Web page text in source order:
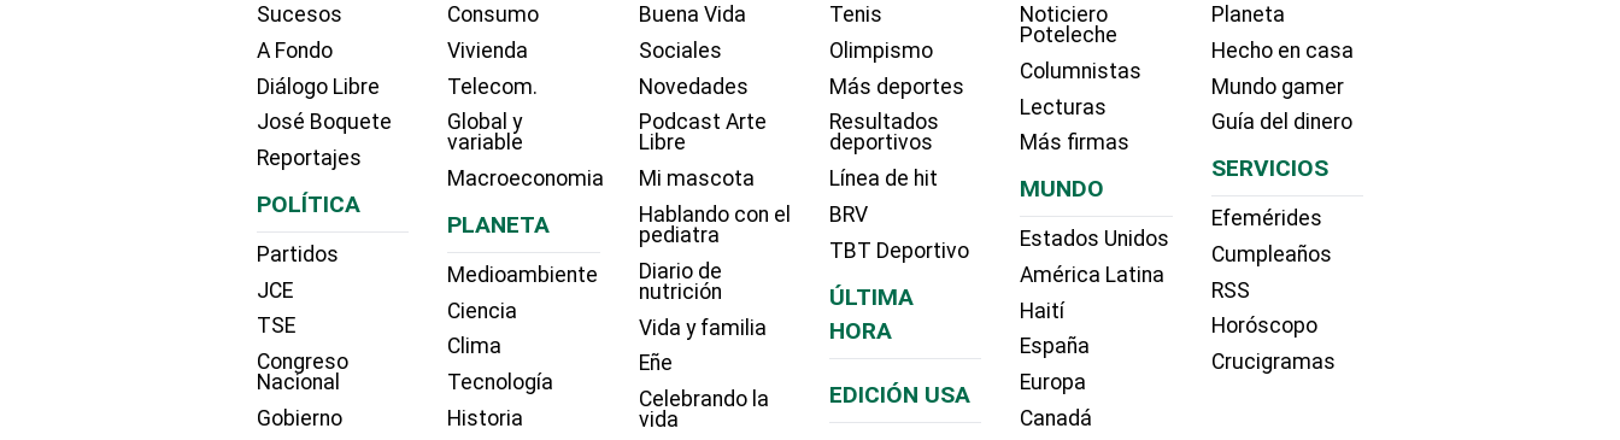
Sucesos
A Fondo
Diálogo Libre
José Boquete
Reportajes
POLÍTICA
Partidos
JCE
TSE
Congreso
Nacional
Gobierno
Consumo
Vivienda
Telecom.
Global y
variable
Macroeconomia
PLANETA
Medioambiente
Ciencia
Clima
Tecnología
Historia
Buena Vida
Sociales
Novedades
Podcast Arte
Libre
Mi mascota
Hablando con el
pediatra
Diario de
nutrición
Vida y familia
Eñe
Celebrando la
vida
Tenis
Olimpismo
Más deportes
Resultados
deportivos
Línea de hit
BRV
TBT Deportivo
ÚLTIMA
HORA
EDICIÓN USA
Noticiero
Poteleche
Columnistas
Lecturas
Más firmas
MUNDO
Estados Unidos
América Latina
Haití
España
Europa
Canadá
Planeta
Hecho en casa
Mundo gamer
Guía del dinero
SERVICIOS
Efemérides
Cumpleaños
RSS
Horóscopo
Crucigramas